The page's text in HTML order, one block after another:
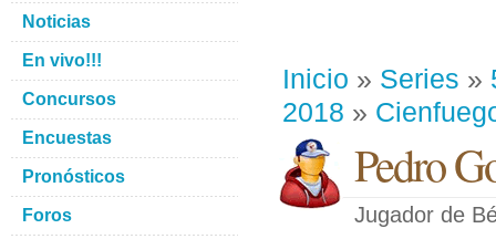
Inicio » Series »
2018 »
Pedro
Jugador de
Noticias
En vivo!!!
Concursos
Encuestas
Pronósticos
Foros